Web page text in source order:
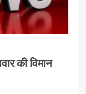
की विमान